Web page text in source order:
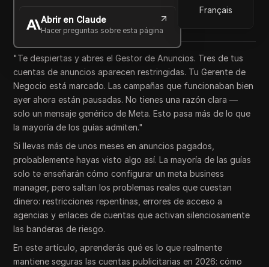
Français
Abrir en Claude
Hacer preguntas sobre esta página
Copy Link
"Te despiertas y abres el Gestor de Anuncios. Tres de tus
cuentas de anuncios aparecen restringidas. Tu Gerente de
Negocio está marcado. Las campañas que funcionaban bien
ayer ahora están pausadas. No tienes una razón clara —
solo un mensaje genérico de Meta. Esto pasa más de lo que
la mayoría de los guías admiten."
Si llevas más de unos meses en anuncios pagados,
probablemente hayas visto algo así. La mayoría de las guías
solo te enseñarán cómo configurar un meta business
manager, pero saltan los problemas reales que cuestan
dinero: restricciones repentinas, errores de acceso a
agencias y enlaces de cuentas que activan silenciosamente
las banderas de riesgo.
En este artículo, aprenderás qué es lo que realmente
mantiene seguras las cuentas publicitarias en 2026: cómo